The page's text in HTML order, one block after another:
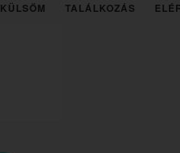
KÜLSŐM TALÁLKOZÁS